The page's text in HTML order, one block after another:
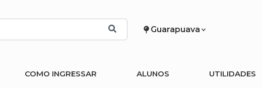
Guarapuava
COMO INGRESSAR ALUNOS UTILIDADES